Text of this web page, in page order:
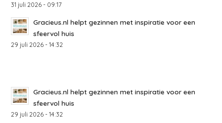
31 juli 2026 - 09:17
Gracieus.nl helpt gezinnen met inspiratie voor een
sfeervol huis
29 juli 2026 - 14:32
Gracieus.nl helpt gezinnen met inspiratie voor een
sfeervol huis
29 juli 2026 - 14:32